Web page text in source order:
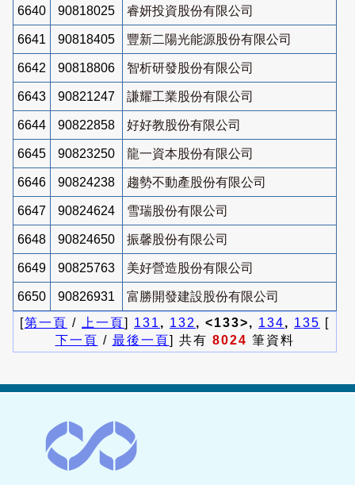
6640 90818025 睿妍投資股份有限公司
6641 90818405 豐新二陽光能源股份有限公司
6642 90818806 智析研發股份有限公司
6643 90821247 謙耀工業股份有限公司
6644 90822858 好好教股份有限公司
6645 90823250 龍一資本股份有限公司
6646 90824238 趨勢不動產股份有限公司
6647 90824624 雪瑞股份有限公司
6648 90824650 振馨股份有限公司
6649 90825763 美好營造股份有限公司
6650 90826931
富勝開發建設股份有限公司
[第一頁 / 上一頁] 131 , 132 , <133>, 134, 135 [
下一頁 / 最後一頁] 共有 8024 筆資料